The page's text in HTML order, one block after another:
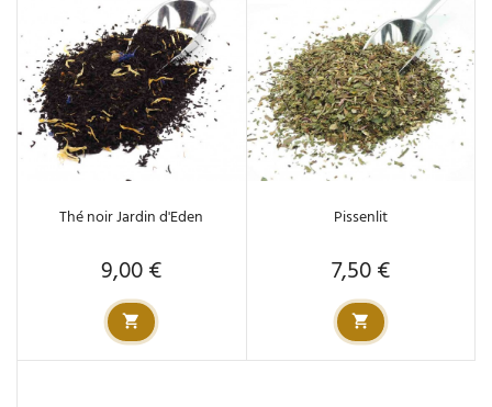
Thé noir Jardin d'Eden
Prix
9,00 €
Pissenlit
Prix
7,50 €